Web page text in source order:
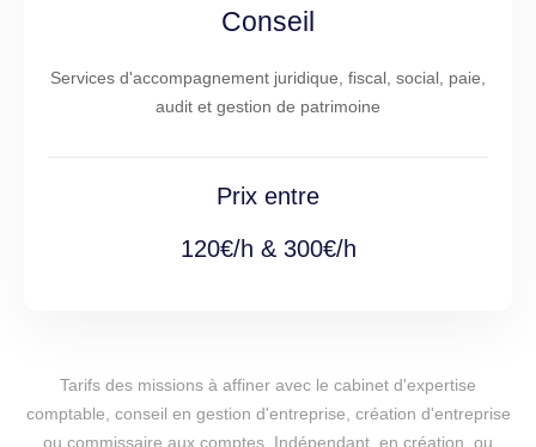
Conseil
Services d'accompagnement juridique, fiscal, social, paie,
audit et gestion de patrimoine
Prix entre
120€/h & 300€/h
Tarifs des missions à affiner avec le cabinet d'expertise
comptable, conseil en gestion d'entreprise, création d'entreprise
ou commissaire aux comptes. Indépendant, en création, ou